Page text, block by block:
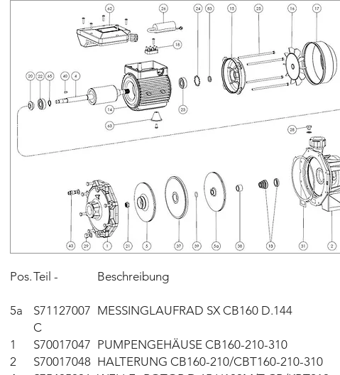
Pos.Teil - Beschreibung
5a
S71127007
C
MESSINGLAUFRAD SX CB160 D.144
1 S70017047 PUMPENGEHÄUSE CB160-210-310
2
S70017048 HALTERUNG CB160-210/CBT160-210-310